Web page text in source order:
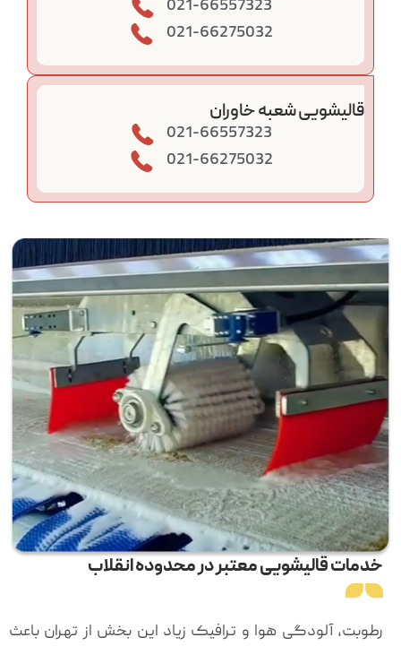
021-66557323
021-66275032
قالیشویی شعبه خاوران
021-66557323
021-66275032
خدمات قالیشویی معتبر در محدوده انقلاب
رطوبت، آلودگی هوا و ترافیک زیاد این بخش از تهران باعث